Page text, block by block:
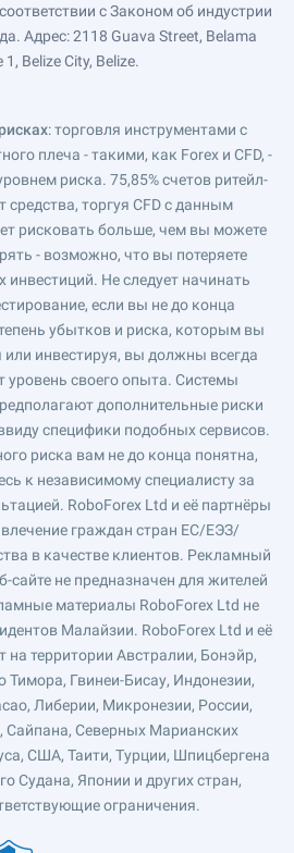
с Законом об индустрии
Адрес: 2118 Guava Street, Belama
1, Belize City, Belize.
: торговля инструментами с
плеча - такими, как Forex и CFD, -
риска. 75,85% счетов ритейл-
средства, торгуя CFD с данным
рисковать больше, чем вы можете
- возможно, что вы потеряете
Не следует начинать
если вы не до конца
убытков и риска, которым вы
или инвестируя, вы должны всегда
уровень своего опыта. Системы
дополнительные риски
специфики подобных сервисов.
риска вам не до конца понятна,
к независимому специалисту за
RoboForex Ltd и её партнёры
граждан стран ЕС/ЕЭЗ/
в качестве клиентов. Рекламный
сайте не предназначен для жителей
материалы RoboForex Ltd не
Малайзии. RoboForex Ltd и её
на территории Австралии, Бонэйр,
Тимора, Гвинеи-Бисау, Индонезии,
Либерии, Микронезии, России,
Сайпана, Северных Марианских
США, Таити, Турции, Шпицбергена
Судана, Японии и других стран,
ограничения.